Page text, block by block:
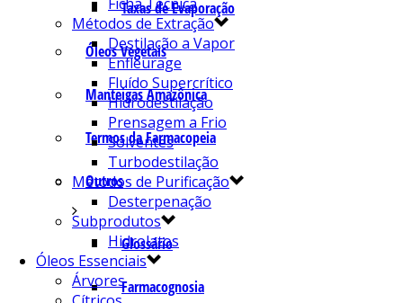
Taxas de Evaporação
Óleos Vegetais
Manteigas Amazônica
Termos da Farmacopeia
Outros
Glossário
Farmacognosia
Métodos de Extração
Destilação a Vapor
Enfleurage
Fluído Supercrítico
Hidrodestilação
Prensagem a Frio
Solventes
Turbodestilação
Métodos de Purificação
Desterpenação
Subprodutos
Hidrolatos
Óleos Essenciais
Árvores